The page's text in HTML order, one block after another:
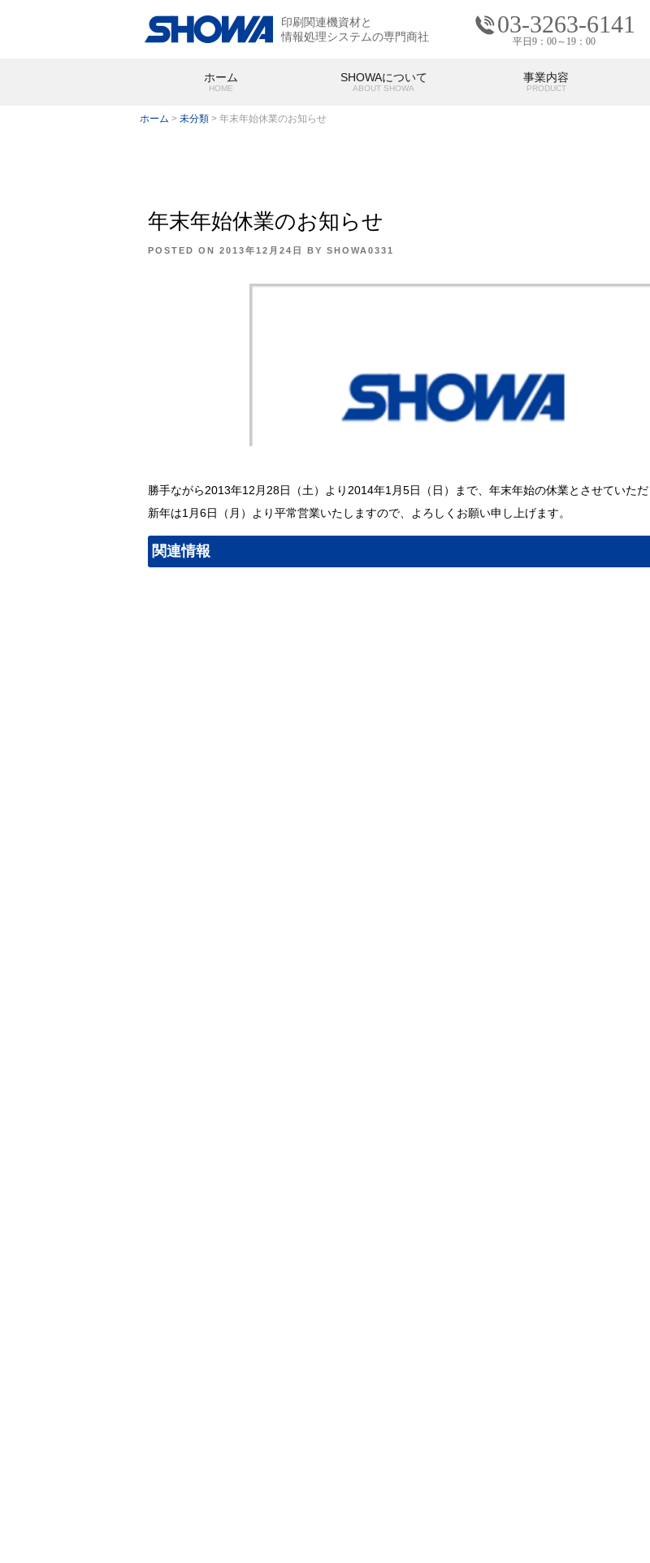
印刷関連機資材と
情報処理システムの専門商社
03-3263-6141
平日9：00～19：00
ホーム
HOME
SHOWAについて
ABOUT SHOWA
事業内容
PRODUCT
会社概要
ホーム > 未分類 > 年末年始休業のお知らせ
年末年始休業のお知らせ
POSTED ON 2013年12月24日 BY SHOWA0331
勝手ながら2013年12月28日（土）より2014年1月5日（日）まで、年末年始の休業とさせていただ
新年は1月6日（月）より平常営業いたしますので、よろしくお願い申し上げます。
関連情報